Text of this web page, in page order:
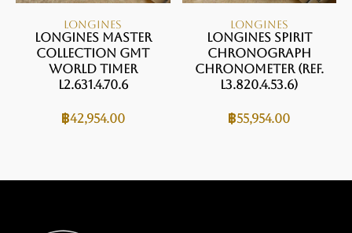
LONGINES
Longines Master
Collection GMT
World Timer
L2.631.4.70.6
฿42,954.00
LONGINES
Longines Spirit
Chronograph
Chronometer (Ref.
L3.820.4.53.6)
฿55,954.00